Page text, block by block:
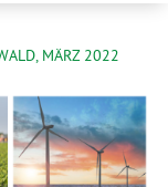
MÄRZ 2022